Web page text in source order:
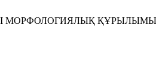
МОРФОЛОГИЯЛЫҚ